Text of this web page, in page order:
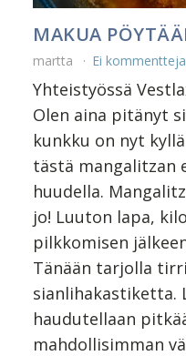
MAKUA
martta Ei kommentteja
Yhteistyössä
Olen aina pitänyt
kunkku on nyt
tästä mangalitzan
huudella.
jo! Luuton lapa,
pilkkomisen
Tänään tarjolla
sianlihakastiketta.
haudutellaan
mahdollisimman